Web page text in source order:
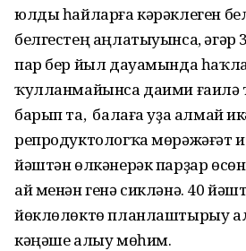
юлды һайларға кәрәклеген
белгестең аңлатыуынса, әгәр
пар бер йыл дауамында
ҡулланмайынса даими
барып та, балаға уҙа алмай
репродуктологҡа мөрәжәғәт
йәштән өлкәнерәк парҙар
ай менән генә сикләнә. 40
йөклөлөктө планлаштырыу
кәңәше алыу мөһим.